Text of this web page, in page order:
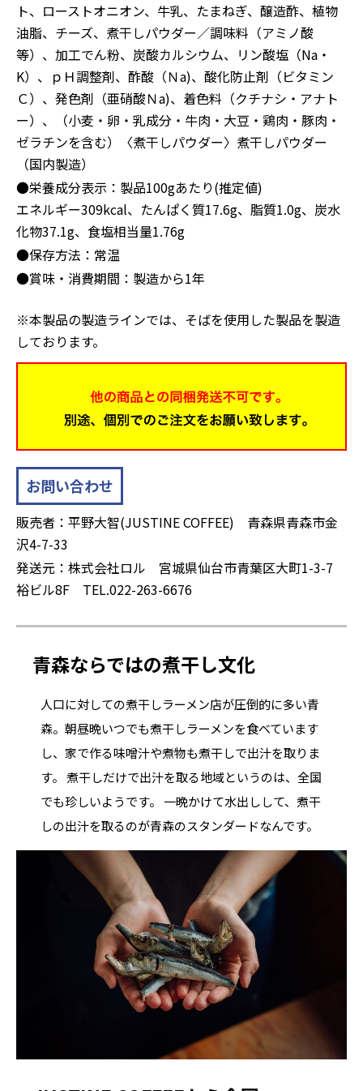
ト、ローストオニオン、⽜乳、たまねぎ、醸造酢、植物
油脂、チーズ、煮⼲しパウダー／調味料（アミノ酸
等）、加⼯でん粉、炭酸カルシウム、リン酸塩（Na・
K）、ｐＨ調整剤、酢酸（Ｎa)、酸化防⽌剤（ビタミン
Ｃ）、発⾊剤（亜硝酸Ｎa)、着⾊料（クチナシ・アナト
ー）、（⼩⻨・卵・乳成分・⽜⾁・⼤⾖・鶏⾁・豚⾁・
ゼラチンを含む）〈煮⼲しパウダー〉煮⼲しパウダー
（国内製造）
●栄養成分表示：製品100gあたり(推定値)
エネルギー309kcal、たんぱく質17.6g、脂質1.0g、炭水
化物37.1g、食塩相当量1.76g
●保存方法：常温
●賞味・消費期間：製造から1年
※本製品の製造ラインでは、そばを使用した製品を製造
しております。
お問い合わせ
販売者：平野大智(JUSTINE COFFEE) 青森県青森市金
沢4-7-33
発送元：株式会社ロル 宮城県仙台市青葉区大町1-3-7
裕ビル8F TEL.022-263-6676
青森ならではの煮干し文化
人口に対しての煮干しラーメン店が圧倒的に多い青
森。朝昼晩いつでも煮干しラーメンを食べています
し、家で作る味噌汁や煮物も煮干しで出汁を取りま
す。 煮干しだけで出汁を取る地域というのは、全国
でも珍しいようです。 一晩かけて水出しして、煮干
しの出汁を取るのが青森のスタンダードなんです。